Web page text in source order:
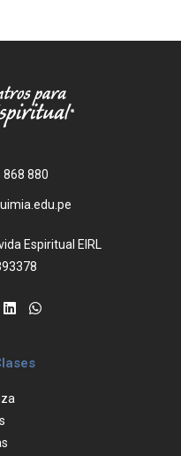
868 880
Espiritual EIRL